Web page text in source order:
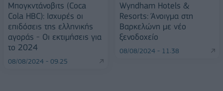
Μπογκντάνοβιτς (Coca
Cola HBC): Ισχυρές οι
επιδόσεις της ελληνικής
αγοράς - Οι εκτιμήσεις για
το 2024
08/08/2024 - 09:25
Wyndham Hotels &
Resorts: Άνοιγμα στη
Βαρκελώνη με νέο
ξενοδοχείο
08/08/2024 - 11:38